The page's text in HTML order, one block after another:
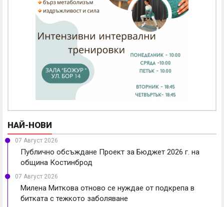
НАЙ-НОВИ
07 Август 2026
Публично обсъждане Проект за Бюджет 2026 г. на
община Костинброд
07 Август 2026
Милена Миткова отново се нуждае от подкрепа в
битката с тежкото заболяване